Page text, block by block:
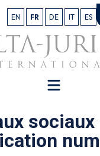
EN FR DE IT ES
sociaux